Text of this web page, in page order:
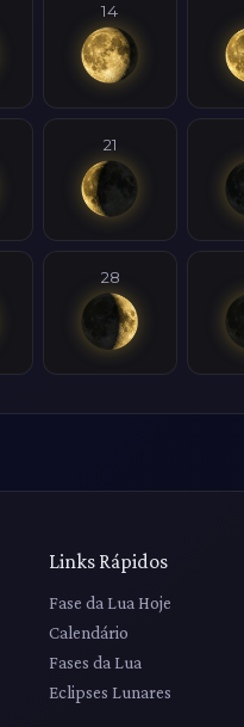
14
21
28
Links Rápidos
Fase da Lua Hoje
Calendário
Fases da Lua
Eclipses Lunares